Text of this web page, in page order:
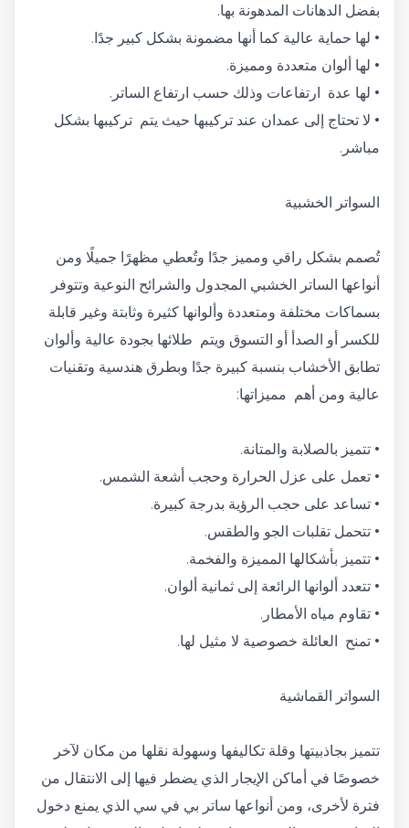
بفضل الدهانات المدهونة بها.
• لها حماية عالية كما أنها مضمونة بشكل كبير جدًا.
• لها ألوان متعددة ومميزة.
• لها عدة ارتفاعات وذلك حسب ارتفاع الساتر.
• لا تحتاج إلى عمدان عند تركيبها حيث يتم تركيبها بشكل
مباشر.
السواتر الخشبية
تُصمم بشكل راقي ومميز جدًا وتُعطي مظهرًا جميلًا ومن
أنواعها الساتر الخشبي المجدول والشرائح النوعية وتتوفر
بسماكات مختلفة ومتعددة وألوانها كثيرة وثابتة وغير قابلة
للكسر أو الصدأ أو التسوق ويتم طلائها بجودة عالية وألوان
تطابق الأخشاب بنسبة كبيرة جدًا وبطرق هندسية وتقنيات
عالية ومن أهم مميزاتها:
• تتميز بالصلابة والمتانة.
• تعمل على عزل الحرارة وحجب أشعة الشمس.
• تساعد على حجب الرؤية بدرجة كبيرة.
• تتحمل تقلبات الجو والطقس.
• تتميز بأشكالها المميزة والفخمة.
• تتعدد ألوانها الرائعة إلى ثمانية ألوان.
• تقاوم مياه الأمطار.
• تمنح العائلة خصوصية لا مثيل لها.
السواتر القماشية
تتميز بجاذبيتها وقلة تكاليفها وسهولة نقلها من مكان لآخر
خصوصًا في أماكن الإيجار الذي يضطر فيها إلى الانتقال من
فترة لأخرى، ومن أنواعها ساتر بي في سي الذي يمنع دخول